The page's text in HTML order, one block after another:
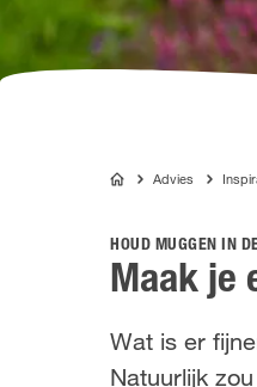
COMPOAdvies
HOUD MUGGEN IN
Maak je
Wat is er
Natuurlijk